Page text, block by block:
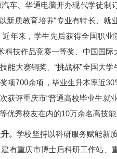
车、华通电脑开办现代学徒制
新质教育培养“专业有特长、
近年来，学生先后获得全国职
科技作品竞赛一等奖、中国国
能大赛铜奖、“挑战杯”全国大
项700余项，毕业生升本率近
获评重庆市“普通高校毕业生就
优秀校友在内的10万余名高技能
。学校坚持以科研服务赋能新
有重庆市博士后科研工作站、